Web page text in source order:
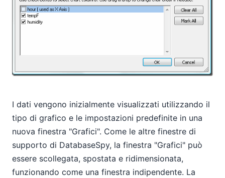
I dati vengono inizialmente visualizzati utilizzando il
tipo di grafico e le impostazioni predefinite in una
nuova finestra "Grafici". Come le altre finestre di
supporto di DatabaseSpy, la finestra "Grafici" può
essere scollegata, spostata e ridimensionata,
funzionando come una finestra indipendente. La